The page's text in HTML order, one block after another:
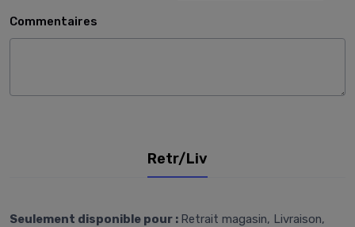
Commentaires
Retr/Liv
Seulement disponible pour : Retrait magasin, Livraison,